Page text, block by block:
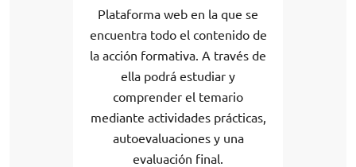
Plataforma web en la que se
encuentra todo el contenido de
la acción formativa. A través de
ella podrá estudiar y
comprender el temario
mediante actividades prácticas,
autoevaluaciones y una
evaluación final.